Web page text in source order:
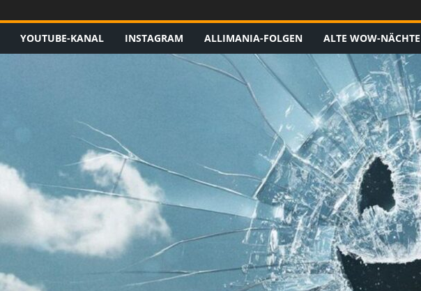
YOUTUBE-KANAL INSTAGRAM ALLIMANIA-FOLGEN ALTE WOW-NÄCHTE